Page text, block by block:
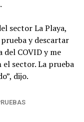
sector La Playa,
y descartar
del COVID y me
sector. La prueba
dijo.